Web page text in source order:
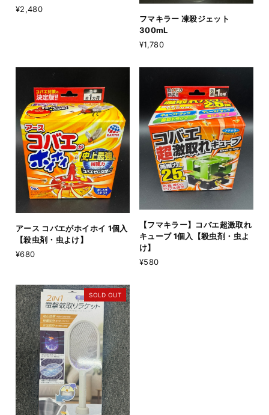
¥2,480
フマキラー 凍殺ジェット
300mL
¥1,780
アース コバエがホイホイ 1個入
【殺虫剤・虫よけ】
¥680
【フマキラー】コバエ超激取れ
キューブ 1個入【殺虫剤・虫よ
け】
¥580
SOLD OUT